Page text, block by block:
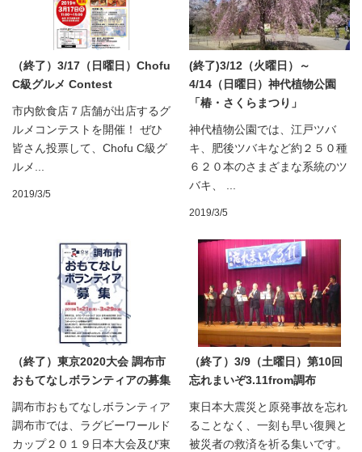
（終了）3/17（日曜日）Chofu
C級グルメ Contest
市内飲食店７店舗が出店するグ
ルメコンテストを開催！ ぜひ
皆さん投票して、Chofu C級グ
ルメ...
2019/3/5
(終了)3/12（火曜日）～
4/14（日曜日）神代植物公園
「椿・さくらまつり」
神代植物公園では、江戸ツバ
キ、肥後ツバキなど約２５０種
６２０本のさまざまな系統のツ
バキ、 ...
2019/3/5
（終了）東京2020大会 調布市
おもてなしボランティアの募集
調布市おもてなしボランティア
調布市では、ラグビーワールド
カップ２０１９日本大会及び東
（終了）3/9（土曜日）第10回
忘れまいぞ3.11from調布
東日本大震災と原発事故を忘れ
ることなく、一刻も早い復興と
被災者の救済を祈る集いです。